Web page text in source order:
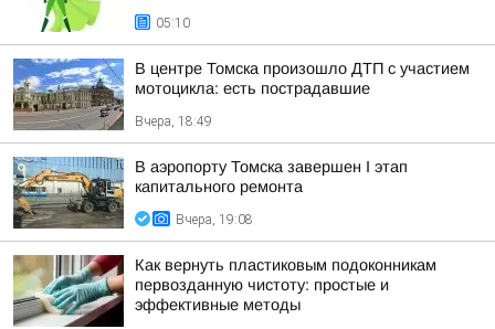
05:10
В центре Томска произошло ДТП с участием
мотоцикла: есть пострадавшие
Вчера, 18:49
В аэропорту Томска завершен I этап
капитального ремонта
Вчера, 19:08
Как вернуть пластиковым подоконникам
первозданную чистоту: простые и
эффективные методы